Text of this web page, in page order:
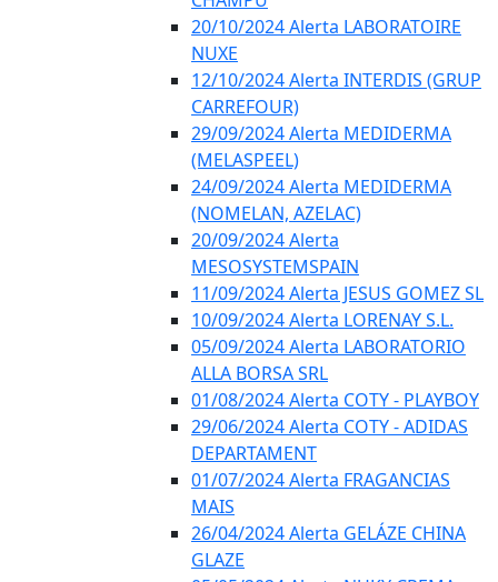
20/10/2024 Alerta LABORATOIRE
NUXE
12/10/2024 Alerta INTERDIS (GRUP
CARREFOUR)
29/09/2024 Alerta MEDIDERMA
(MELASPEEL)
24/09/2024 Alerta MEDIDERMA
(NOMELAN, AZELAC)
20/09/2024 Alerta
MESOSYSTEMSPAIN
11/09/2024 Alerta JESUS GOMEZ SL
10/09/2024 Alerta LORENAY S.L.
05/09/2024 Alerta LABORATORIO
ALLA BORSA SRL
01/08/2024 Alerta COTY - PLAYBOY
29/06/2024 Alerta COTY - ADIDAS
DEPARTAMENT
01/07/2024 Alerta FRAGANCIAS
MAIS
26/04/2024 Alerta GELÁZE CHINA
GLAZE